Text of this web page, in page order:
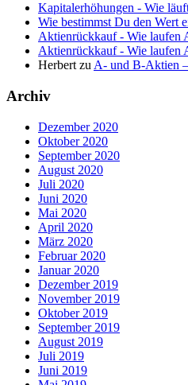
Kapitalerhöhungen - Wie
Wie bestimmst Du den Wert
Aktienrückkauf - Wie laufen
Aktienrückkauf - Wie laufen
Herbert zu A- und B-Aktien
Archiv
Dezember 2020
Oktober 2020
September 2020
August 2020
Juli 2020
Juni 2020
Mai 2020
April 2020
März 2020
Februar 2020
Januar 2020
Dezember 2019
November 2019
Oktober 2019
September 2019
August 2019
Juli 2019
Juni 2019